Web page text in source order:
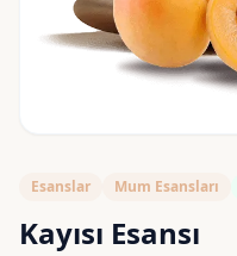
Esanslar Mum Esansları
Kayısı Esansı